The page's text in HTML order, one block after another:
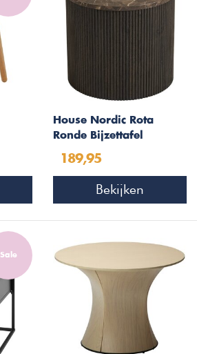
House Nordic Rota
Ronde Bijzettafel
189,95
Bekijken
Sale